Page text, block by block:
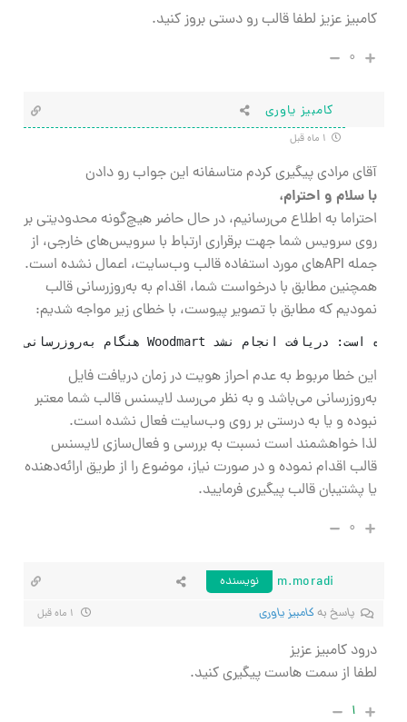
کامبیز عزیز لطفا قالب رو دستی بروز کنید.
۰
کامبیز یاوری
آقای مرادی پیگیری کردم متاسفانه این جواب رو دادن
با سلام و احترام،
احتراما به اطلاع می‌رسانیم، در حال حاضر هیچ‌گونه محدودیتی بر
روی سرویس شما جهت برقراری ارتباط با سرویس‌های خارجی، از
جمله APIهای مورد استفاده قالب وب‌سایت، اعمال نشده است.
همچنین مطابق با درخواست شما، اقدام به به‌روزرسانی قالب
نمودیم که مطابق با تصویر پیوست، با خطای زیر مواجه شدیم:
این خطا مربوط به عدم احراز هویت در زمان دریافت فایل
به‌روزرسانی می‌باشد و به نظر می‌رسد لایسنس قالب شما معتبر
نبوده و یا به درستی بر روی وب‌سایت فعال نشده است.
لذا خواهشمند است نسبت به بررسی و فعال‌سازی لایسنس
قالب اقدام نموده و در صورت نیاز، موضوع را از طریق ارائه‌دهنده
یا پشتیبان قالب پیگیری فرمایید.
۰
m.moradi
نویسنده
پاسخ به کامبیز یاوری
درود کامبیز عزیز
لطفا از سمت هاست پیگیری کنید.
۱